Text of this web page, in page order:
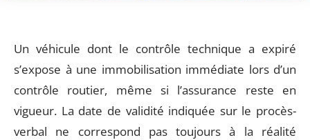
Un véhicule dont le contrôle technique a expiré
s’expose à une immobilisation immédiate lors d’un
contrôle routier, même si l’assurance reste en
vigueur. La date de validité indiquée sur le procès-
verbal ne correspond pas toujours à la réalité